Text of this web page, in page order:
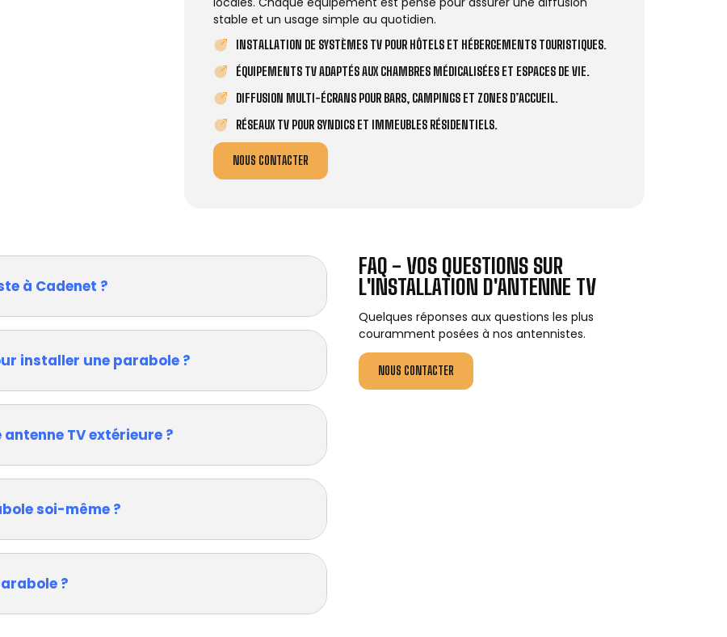
stable et un usage simple au quotidien.
INSTALLATION DE SYSTÈMES TV POUR HÔTELS ET HÉBERGEMENTS TOURISTIQUES.
ÉQUIPEMENTS TV ADAPTÉS AUX CHAMBRES MÉDICALISÉES ET ESPACES DE VIE.
DIFFUSION MULTI-ÉCRANS POUR BARS, CAMPINGS ET ZONES D’ACCUEIL.
RÉSEAUX TV POUR SYNDICS ET IMMEUBLES RÉSIDENTIELS.
NOUS CONTACTER
FAQ - VOS QUESTIONS SUR
L'INSTALLATION D'ANTENNE TV
Quelques réponses aux questions les plus
couramment posées à nos antennistes.
NOUS CONTACTER
à Cadenet ?
installer une parabole ?
TV extérieure ?
soi-même ?
?